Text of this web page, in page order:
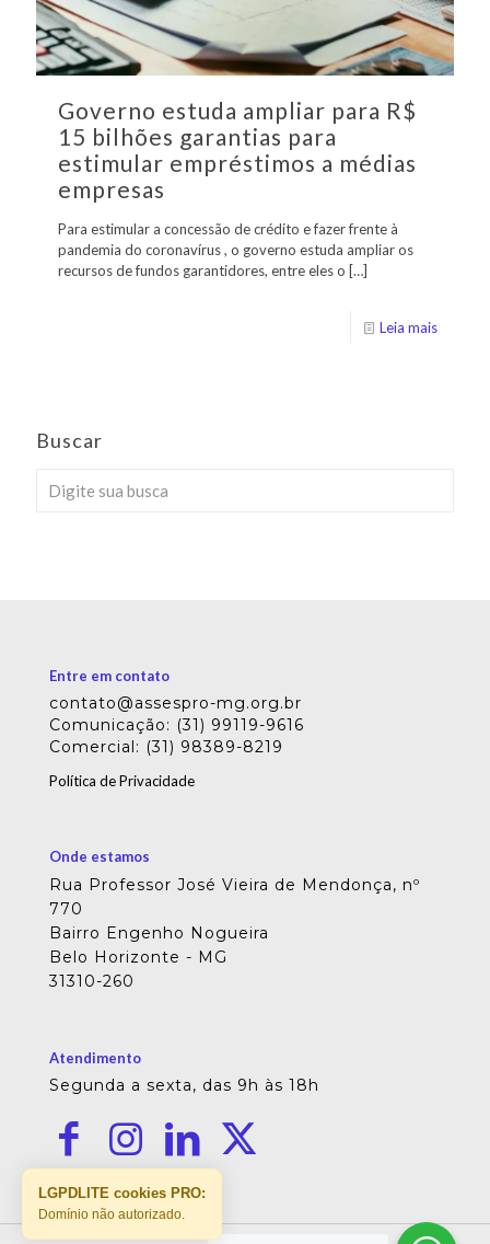
Governo estuda ampliar para R$
15 bilhões garantias para
estimular empréstimos a médias
empresas
Para estimular a concessão de crédito e fazer frente à
pandemia do coronavírus , o governo estuda ampliar os
recursos de fundos garantidores, entre eles o […]
Leia mais
Buscar
Entre em contato
contato@assespro-mg.org.br
Comunicação: (31) 99119-9616
Comercial: (31) 98389-8219
Política de Privacidade
Onde estamos
Rua Professor José Vieira de Mendonça, nº
770
Bairro Engenho Nogueira
Belo Horizonte - MG
31310-260
Atendimento
Segunda a sexta, das 9h às 18h
LGPDLITE cookies PRO:
Domínio não autorizado.